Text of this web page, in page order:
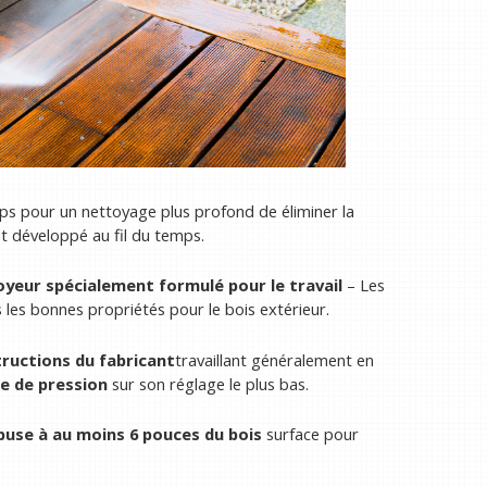
pour un nettoyage plus profond de éliminer la
développé au fil du temps.
spécialement formulé pour le travail – Les
bonnes propriétés pour le bois extérieur.
du fabricanttravaillant généralement en
de pression sur son réglage le plus bas.
à au moins 6 pouces du bois surface pour